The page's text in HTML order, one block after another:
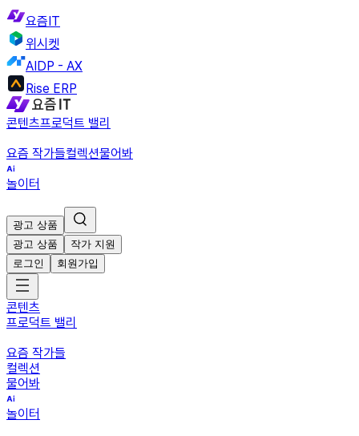
요즘IT
위시켓
AIDP - AX
Rise ERP
콘텐츠프로덕트 밸리
요즘 작가들컬렉션물어봐
놀이터
광고 상품
광고 상품
작가 지원
로그인
회원가입
콘텐츠
프로덕트 밸리
요즘 작가들
컬렉션
물어봐
놀이터